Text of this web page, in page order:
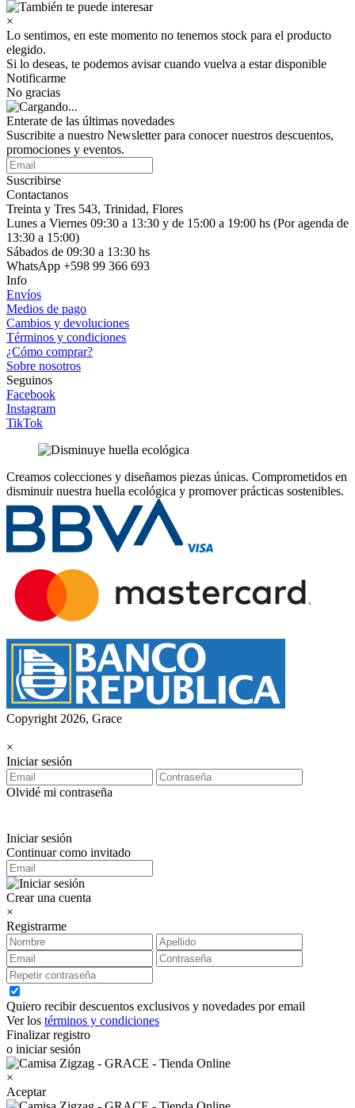
×
Lo sentimos, en este momento no tenemos stock para el producto
elegido.
Si lo deseas, te podemos avisar cuando vuelva a estar disponible
Notificarme
No gracias
Enterate de las últimas novedades
Suscribite a nuestro Newsletter para conocer nuestros descuentos,
promociones y eventos.
Suscribirse
Contactanos
Treinta y Tres 543, Trinidad, Flores
Lunes a Viernes 09:30 a 13:30 y de 15:00 a 19:00 hs (Por agenda de
13:30 a 15:00)
Sábados de 09:30 a 13:30 hs
WhatsApp +598 99 366 693
Info
Envíos
Medios de pago
Cambios y devoluciones
Términos y condiciones
¿Cómo comprar?
Sobre nosotros
Seguinos
Facebook
Instagram
TikTok
Creamos colecciones y diseñamos piezas únicas. Comprometidos en
disminuir nuestra huella ecológica y promover prácticas sostenibles.
Copyright 2026, Grace
×
Iniciar sesión
Olvidé mi contraseña
Iniciar sesión
Continuar como invitado
Crear una cuenta
×
Registrarme
Quiero recibir descuentos exclusivos y novedades por email
Ver los términos y condiciones
Finalizar registro
o iniciar sesión
×
Aceptar